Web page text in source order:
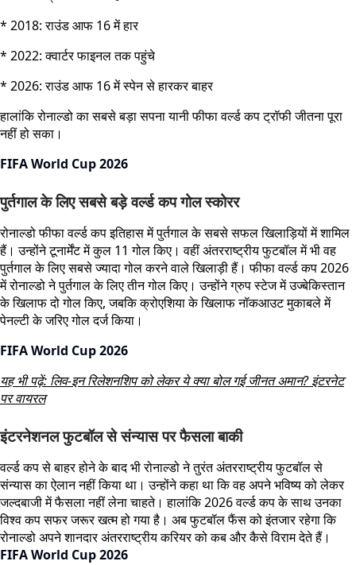
* 2018: राउंड आफ 16 में हार
* 2022: क्वार्टर फाइनल तक पहुंचे
* 2026: राउंड आफ 16 में स्पेन से हारकर बाहर
हालांकि रोनाल्डो का सबसे बड़ा सपना यानी फीफा वर्ल्ड कप ट्रॉफी जीतना पूरा
नहीं हो सका।
FIFA World Cup 2026
पुर्तगाल के लिए सबसे बड़े वर्ल्ड कप गोल स्कोरर
रोनाल्डो फीफा वर्ल्ड कप इतिहास में पुर्तगाल के सबसे सफल खिलाड़ियों में शामिल
हैं। उन्होंने टूनार्मेंट में कुल 11 गोल किए। वहीं अंतरराष्ट्रीय फुटबॉल में भी वह
पुर्तगाल के लिए सबसे ज्यादा गोल करने वाले खिलाड़ी हैं। फीफा वर्ल्ड कप 2026
में रोनाल्डो ने पुर्तगाल के लिए तीन गोल किए। उन्होंने ग्रुप स्टेज में उज्बेकिस्तान
के खिलाफ दो गोल किए, जबकि क्रोएशिया के खिलाफ नॉकआउट मुकाबले में
पेनल्टी के जरिए गोल दर्ज किया।
FIFA World Cup 2026
यह भी पढ़ें: लिव-इन रिलेशनशिप को लेकर ये क्या बोल गई जीनत अमान? इंटरनेट
पर वायरल
इंटरनेशनल फुटबॉल से संन्यास पर फैसला बाकी
वर्ल्ड कप से बाहर होने के बाद भी रोनाल्डो ने तुरंत अंतरराष्ट्रीय फुटबॉल से
संन्यास का ऐलान नहीं किया था। उन्होंने कहा था कि वह अपने भविष्य को लेकर
जल्दबाजी में फैसला नहीं लेना चाहते। हालांकि 2026 वर्ल्ड कप के साथ उनका
विश्व कप सफर जरूर खत्म हो गया है। अब फुटबॉल फैंस को इंतजार रहेगा कि
रोनाल्डो अपने शानदार अंतरराष्ट्रीय करियर को कब और कैसे विराम देते हैं।
FIFA World Cup 2026